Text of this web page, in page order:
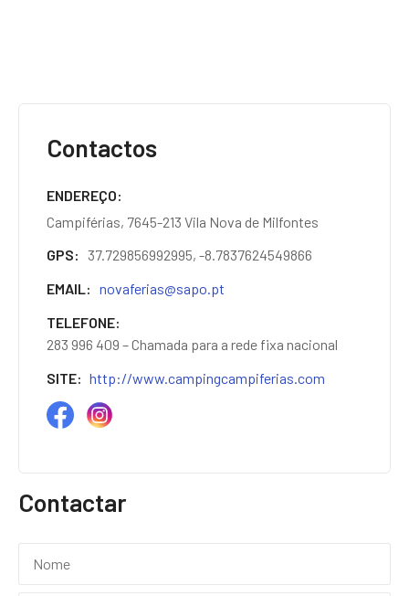
Contactos
ENDEREÇO
Campiférias, 7645-213 Vila Nova de Milfontes
GPS
37.729856992995, -8.7837624549866
EMAIL
novaferias@sapo.pt
TELEFONE
283 996 409 – Chamada para a rede fixa nacional
SITE
http://www.campingcampiferias.com
Contactar